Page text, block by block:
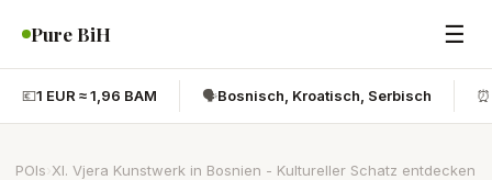
Pure BiH ☰
💶1 EUR ≈ 1,96 BAM 🗣️Bosnisch, Kroatisch, Serbisch ⏰
POIs XI. Vjera Kunstwerk in Bosnien - Kultureller Schatz entdecken